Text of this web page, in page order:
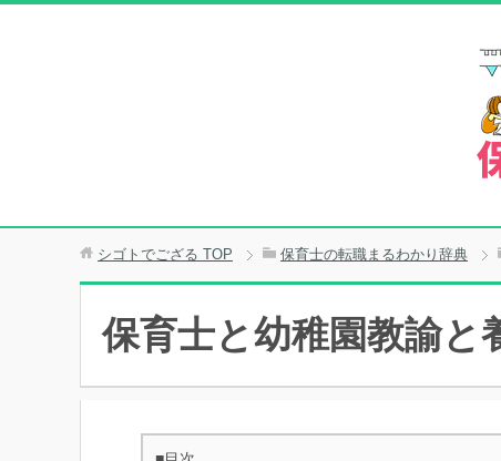
シゴトでござる TOP 保育士の転職まるわかり辞典
保育士と幼稚園教諭と